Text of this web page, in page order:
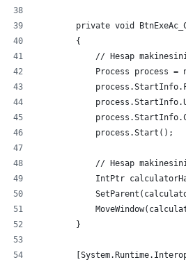
private void
        {
// Hesap
Process process =
            process.Start();
// Hesap
IntPtr
        }